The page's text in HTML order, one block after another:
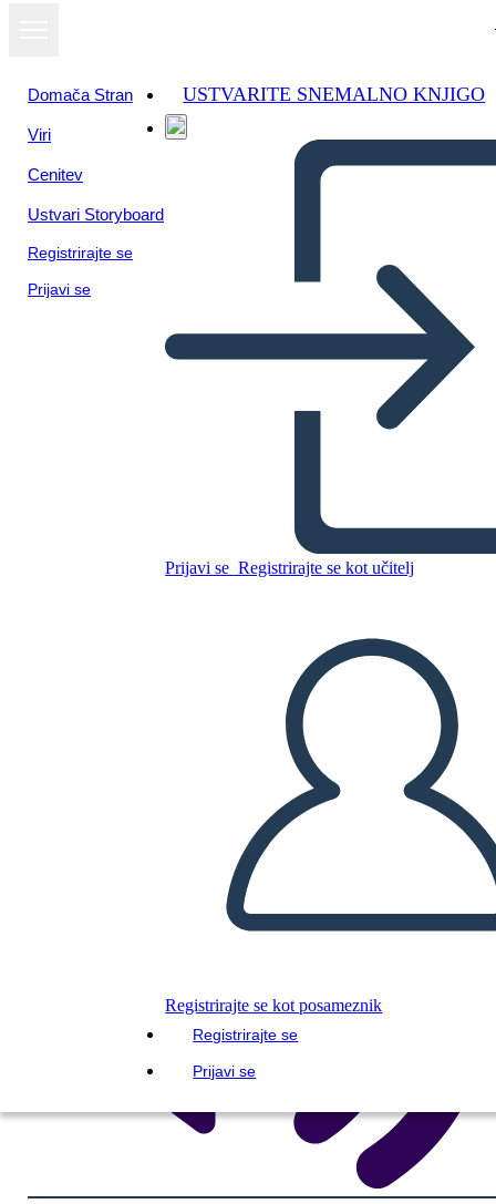
Domača Stran
Viri
Cenitev
Ustvari Storyboard
Registrirajte se
Prijavi se
USTVARITE SNEMALNO KNJIGO
Prijavi se Registrirajte se kot učitelj
Registrirajte se kot posameznik
Registrirajte se
Prijavi se
עבדות
USTVARITE SNEMALNO KNJIGO
PREDVAJANJE DIAPROJEKCIJE
PREBERI MI